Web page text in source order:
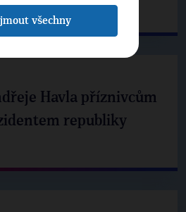
Havla příznivcům
republiky
všechny